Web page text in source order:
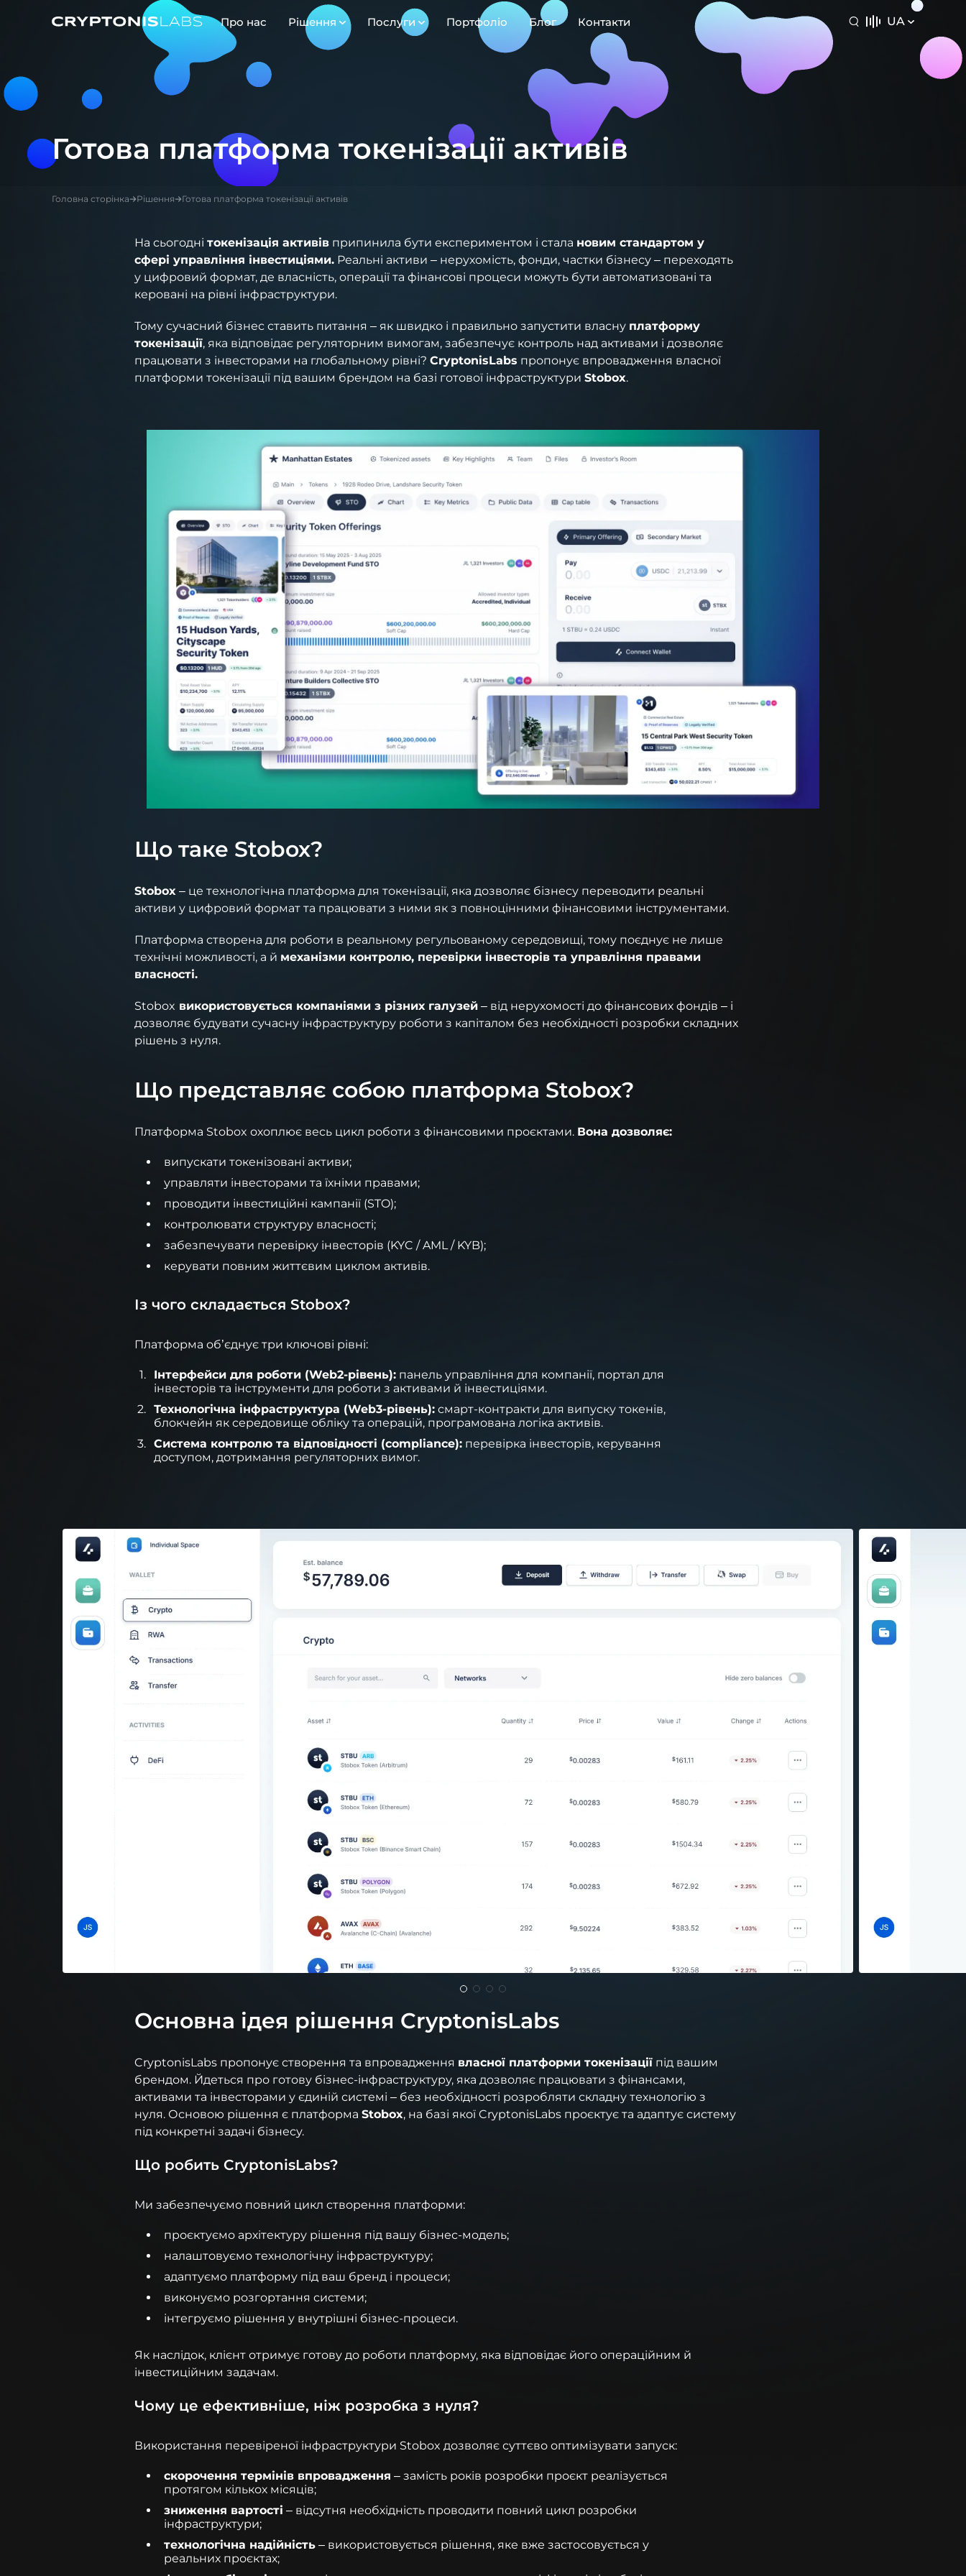
Про нас Рішення Послуги Портфоліо Блог Контакти UA
Play Video
Готова платформа токенізації активів
Головна сторінка Рішення Готова платформа токенізації активів
На сьогодні токенізація активів припинила бути експериментом і стала новим стандартом у
сфері управління інвестиціями. Реальні активи – нерухомість, фонди, частки бізнесу – переходять
у цифровий формат, де власність, операції та фінансові процеси можуть бути автоматизовані та
керовані на рівні інфраструктури.
Тому сучасний бізнес ставить питання – як швидко і правильно запустити власну платформу
токенізації, яка відповідає регуляторним вимогам, забезпечує контроль над активами і дозволяє
працювати з інвесторами на глобальному рівні? CryptonisLabs пропонує впровадження власної
платформи токенізації під вашим брендом на базі готової інфраструктури Stobox.
Що таке Stobox?
Stobox – це технологічна платформа для токенізації, яка дозволяє бізнесу переводити реальні
активи у цифровий формат та працювати з ними як з повноцінними фінансовими інструментами.
Платформа створена для роботи в реальному регульованому середовищі, тому поєднує не лише
технічні можливості, а й механізми контролю, перевірки інвесторів та управління правами
власності.
Stobox використовується компаніями з різних галузей – від нерухомості до фінансових фондів – і
дозволяє будувати сучасну інфраструктуру роботи з капіталом без необхідності розробки складних
рішень з нуля.
Що представляє собою платформа Stobox?
Платформа Stobox охоплює весь цикл роботи з фінансовими проєктами. Вона дозволяє:
випускати токенізовані активи;
управляти інвесторами та їхніми правами;
проводити інвестиційні кампанії (STO);
контролювати структуру власності;
забезпечувати перевірку інвесторів (KYC / AML / KYB);
керувати повним життєвим циклом активів.
Із чого складається Stobox?
Платформа об’єднує три ключові рівні:
Інтерфейси для роботи (Web2-рівень): панель управління для компанії, портал для
інвесторів та інструменти для роботи з активами й інвестиціями.
Технологічна інфраструктура (Web3-рівень): смарт-контракти для випуску токенів,
блокчейн як середовище обліку та операцій, програмована логіка активів.
Система контролю та відповідності (compliance): перевірка інвесторів, керування
доступом, дотримання регуляторних вимог.
Основна ідея рішення CryptonisLabs
CryptonisLabs пропонує створення та впровадження власної платформи токенізації під вашим
брендом. Йдеться про готову бізнес-інфраструктуру, яка дозволяє працювати з фінансами,
активами та інвесторами у єдиній системі – без необхідності розробляти складну технологію з
нуля. Основою рішення є платформа Stobox, на базі якої CryptonisLabs проєктує та адаптує систему
під конкретні задачі бізнесу.
Що робить CryptonisLabs?
Ми забезпечуємо повний цикл створення платформи:
проєктуємо архітектуру рішення під вашу бізнес-модель;
налаштовуємо технологічну інфраструктуру;
адаптуємо платформу під ваш бренд і процеси;
виконуємо розгортання системи;
інтегруємо рішення у внутрішні бізнес-процеси.
Як наслідок, клієнт отримує готову до роботи платформу, яка відповідає його операційним й
інвестиційним задачам.
Чому це ефективніше, ніж розробка з нуля?
Використання перевіреної інфраструктури Stobox дозволяє суттєво оптимізувати запуск:
скорочення термінів впровадження – замість років розробки проєкт реалізується
протягом кількох місяців;
зниження вартості – відсутня необхідність проводити повний цикл розробки
інфраструктури;
технологічна надійність – використовується рішення, яке вже застосовується у
реальних проєктах;